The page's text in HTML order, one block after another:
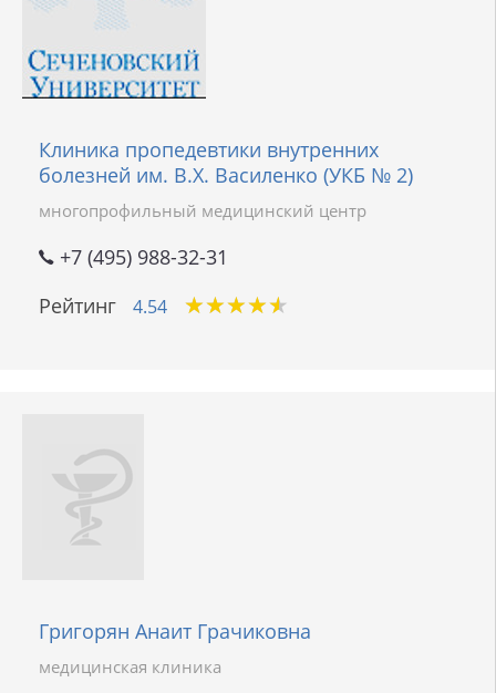
Клиника пропедевтики внутренних
болезней им. В.Х. Василенко (УКБ № 2)
многопрофильный медицинский центр
+7 (495) 988-32-31
Рейтинг
4.54 ★★★★★
★★★★★
Григорян Анаит Грачиковна
медицинская клиника